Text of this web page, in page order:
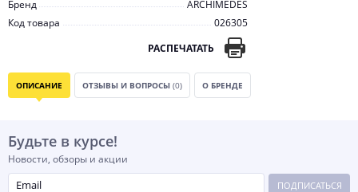
Бренд
ARCHIMEDES
Код товара
026305
РАСПЕЧАТАТЬ
ОПИСАНИЕ ОТЗЫВЫ И ВОПРОСЫ (0) О БРЕНДЕ
Будьте в курсе!
Новости, обзоры и акции
ПОДПИСАТЬСЯ